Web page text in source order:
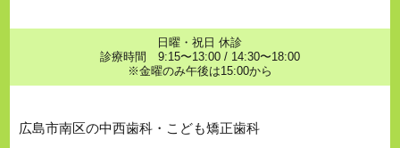
日曜・祝日 休診
診療時間 9:15〜13:00 / 14:30〜18:00
※金曜のみ午後は15:00から
広島市南区の中西歯科・こども矯正歯科